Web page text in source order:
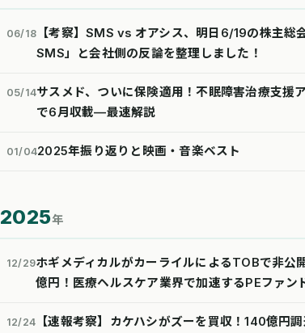
06/18
【考察】SMS vs オアシス、明日6/19の株主
SMS」と会社側の反論を整理しました！
05/14サスメド、ついに保険適用！不眠障害治療支
で6月収載—最速解説
01/042025年振り返りと映画・音楽ベスト
2025年
12/29ホギメディカルがカーライルによるTOBで非公
億円！医療ヘルスケア業界で加速するPEファン
12/24
【速報考察】カケハシがズーを買収！140億